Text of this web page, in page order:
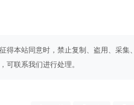
得本站同意时，禁止复制、盗用、采集、
可联系我们进行处理。